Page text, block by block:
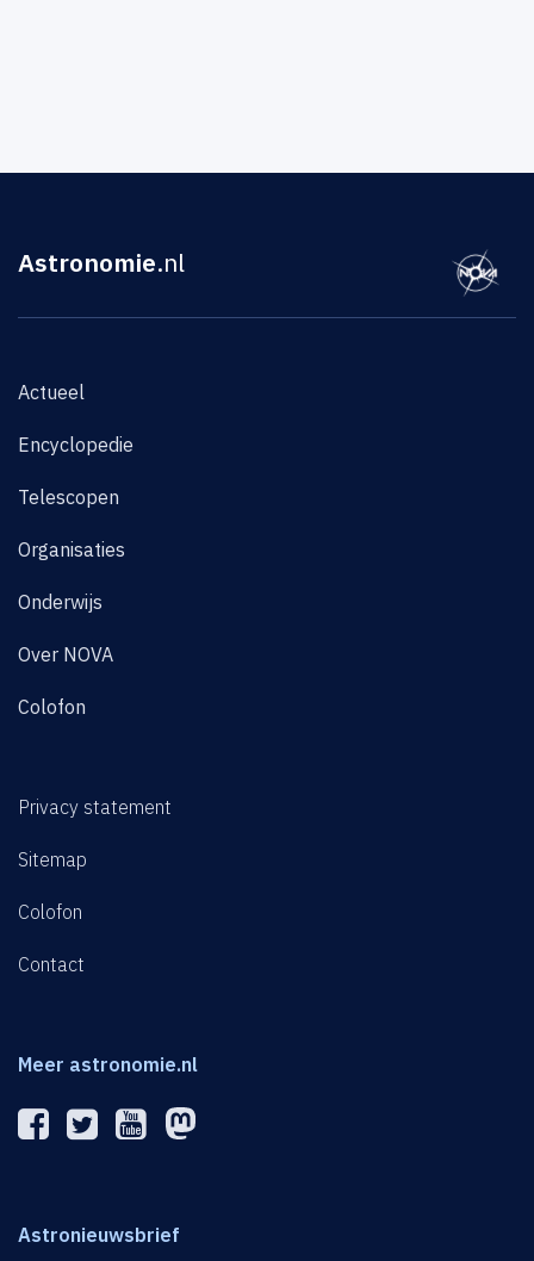
Astronomie.nl
Actueel
Encyclopedie
Telescopen
Organisaties
Onderwijs
Over NOVA
Colofon
Privacy statement
Sitemap
Colofon
Contact
Meer astronomie.nl
Astronieuwsbrief